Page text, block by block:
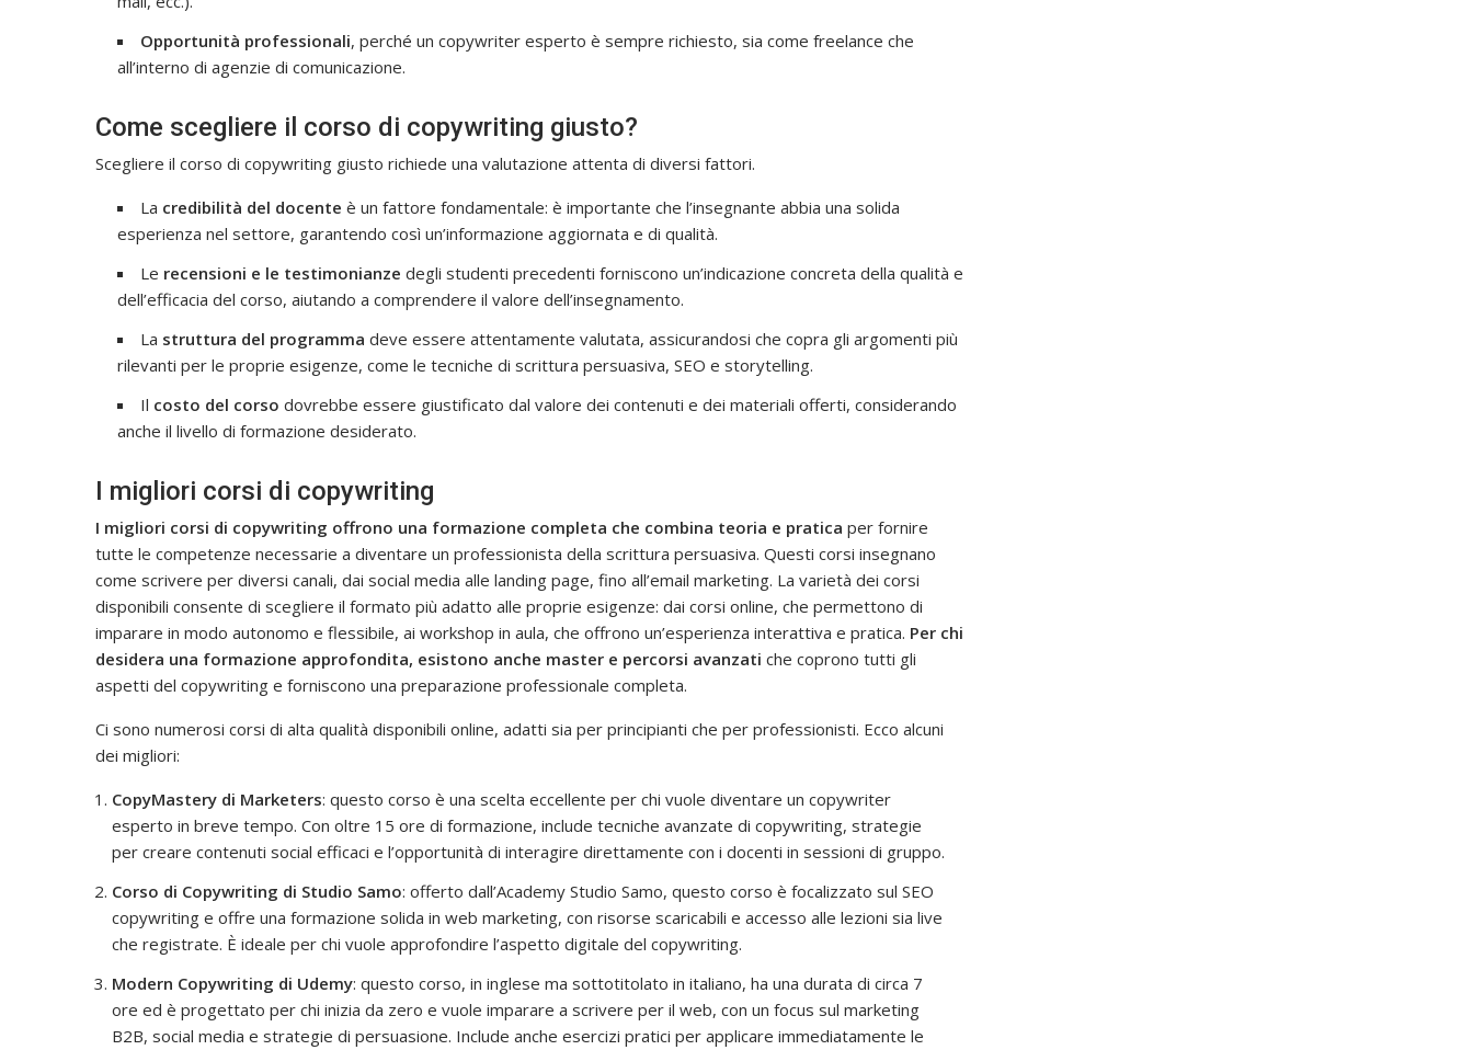
Opportunità professionali, perché un copywriter esperto è sempre richiesto, sia come freelance che
all’interno di agenzie di comunicazione.
Come scegliere il corso di copywriting giusto?
Scegliere il corso di copywriting giusto richiede una valutazione attenta di diversi fattori.
La credibilità del docente è un fattore fondamentale: è importante che l’insegnante abbia una solida
esperienza nel settore, garantendo così un’informazione aggiornata e di qualità.
Le recensioni e le testimonianze degli studenti precedenti forniscono un’indicazione concreta della qualità e
dell’efficacia del corso, aiutando a comprendere il valore dell’insegnamento.
La struttura del programma deve essere attentamente valutata, assicurandosi che copra gli argomenti più
rilevanti per le proprie esigenze, come le tecniche di scrittura persuasiva, SEO e storytelling.
Il costo del corso dovrebbe essere giustificato dal valore dei contenuti e dei materiali offerti, considerando
anche il livello di formazione desiderato.
I migliori corsi di copywriting
I migliori corsi di copywriting offrono una formazione completa che combina teoria e pratica per fornire
tutte le competenze necessarie a diventare un professionista della scrittura persuasiva. Questi corsi insegnano
come scrivere per diversi canali, dai social media alle landing page, fino all’email marketing. La varietà dei corsi
disponibili consente di scegliere il formato più adatto alle proprie esigenze: dai corsi online, che permettono di
imparare in modo autonomo e flessibile, ai workshop in aula, che offrono un’esperienza interattiva e pratica. Per chi
desidera una formazione approfondita, esistono anche master e percorsi avanzati che coprono tutti gli
aspetti del copywriting e forniscono una preparazione professionale completa.
Ci sono numerosi corsi di alta qualità disponibili online, adatti sia per principianti che per professionisti. Ecco alcuni
dei migliori:
CopyMastery di Marketers: questo corso è una scelta eccellente per chi vuole diventare un copywriter
esperto in breve tempo. Con oltre 15 ore di formazione, include tecniche avanzate di copywriting, strategie
per creare contenuti social efficaci e l’opportunità di interagire direttamente con i docenti in sessioni di gruppo​.
Corso di Copywriting di Studio Samo: offerto dall’Academy Studio Samo, questo corso è focalizzato sul SEO
copywriting e offre una formazione solida in web marketing, con risorse scaricabili e accesso alle lezioni sia live
che registrate. È ideale per chi vuole approfondire l’aspetto digitale del copywriting​.
Modern Copywriting di Udemy: questo corso, in inglese ma sottotitolato in italiano, ha una durata di circa 7
ore ed è progettato per chi inizia da zero e vuole imparare a scrivere per il web, con un focus sul marketing
B2B, social media e strategie di persuasione. Include anche esercizi pratici per applicare immediatamente le